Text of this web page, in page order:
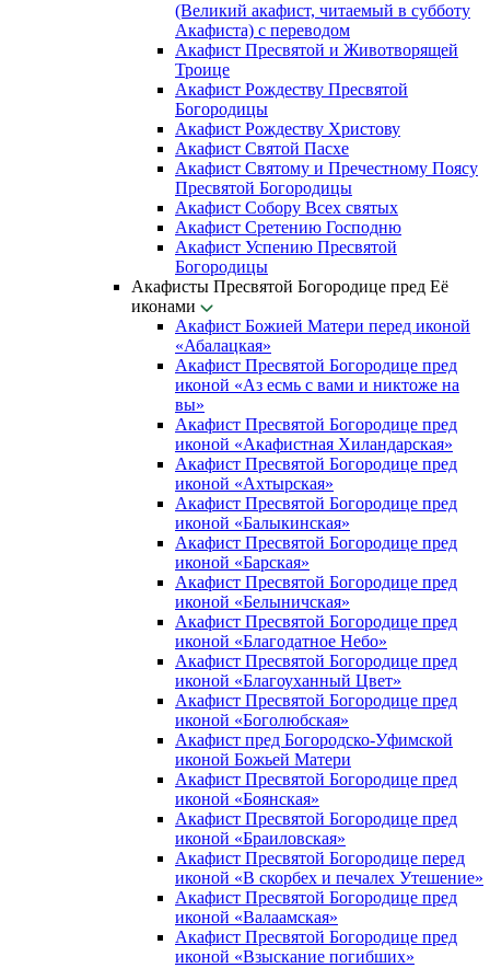
(Великий акафист, читаемый в субботу
Акафиста) с переводом
Акафист Пресвятой и Животворящей
Троице
Акафист Рождеству Пресвятой
Богородицы
Акафист Рождеству Христову
Акафист Святой Пасхе
Акафист Святому и Пречестному Поясу
Пресвятой Богородицы
Акафист Собору Всех святых
Акафист Сретению Господню
Акафист Успению Пресвятой
Богородицы
Акафисты Пресвятой Богородице пред Её
иконами
Акафист Божией Матери перед иконой
«Абалацкая»
Акафист Пресвятой Богородице пред
иконой «Аз есмь с вами и никтоже на
вы»
Акафист Пресвятой Богородице пред
иконой «Акафистная Хиландарская»
Акафист Пресвятой Богородице пред
иконой «Ахтырская»
Акафист Пресвятой Богородице пред
иконой «Балыкинская»
Акафист Пресвятой Богородице пред
иконой «Барская»
Акафист Пресвятой Богородице пред
иконой «Белыничская»
Акафист Пресвятой Богородице пред
иконой «Благодатное Небо»
Акафист Пресвятой Богородице пред
иконой «Благоуханный Цвет»
Акафист Пресвятой Богородице пред
иконой «Боголюбская»
Акафист пред Богородско-Уфимской
иконой Божьей Матери
Акафист Пресвятой Богородице пред
иконой «Боянская»
Акафист Пресвятой Богородице пред
иконой «Браиловская»
Акафист Пресвятой Богородице перед
иконой «В скорбех и печалех Утешение»
Акафист Пресвятой Богородице пред
иконой «Валаамская»
Акафист Пресвятой Богородице пред
иконой «Взыскание погибших»